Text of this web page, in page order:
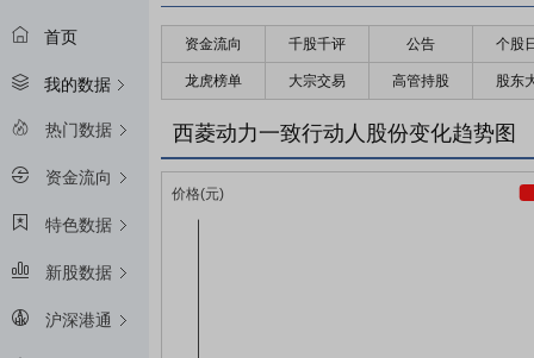
首页
我的数据
热门数据
资金流向
特色数据
新股数据
沪深港通
资金流向 千股千评 公告 个股
龙虎榜单 大宗交易 高管持股 股东
西菱动力一致行动人股份变化趋势图